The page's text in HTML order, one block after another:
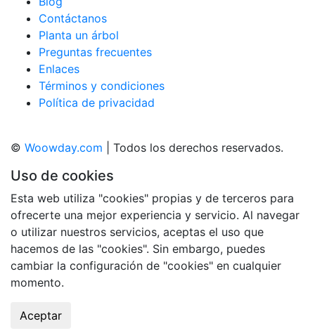
Contáctanos
Planta un árbol
Preguntas frecuentes
Enlaces
Términos y condiciones
Política de privacidad
© Woowday.com | Todos los derechos reservados.
Uso de cookies
Esta web utiliza "cookies" propias y de terceros para
ofrecerte una mejor experiencia y servicio. Al navegar
o utilizar nuestros servicios, aceptas el uso que
hacemos de las "cookies". Sin embargo, puedes
cambiar la configuración de "cookies" en cualquier
momento.
Aceptar